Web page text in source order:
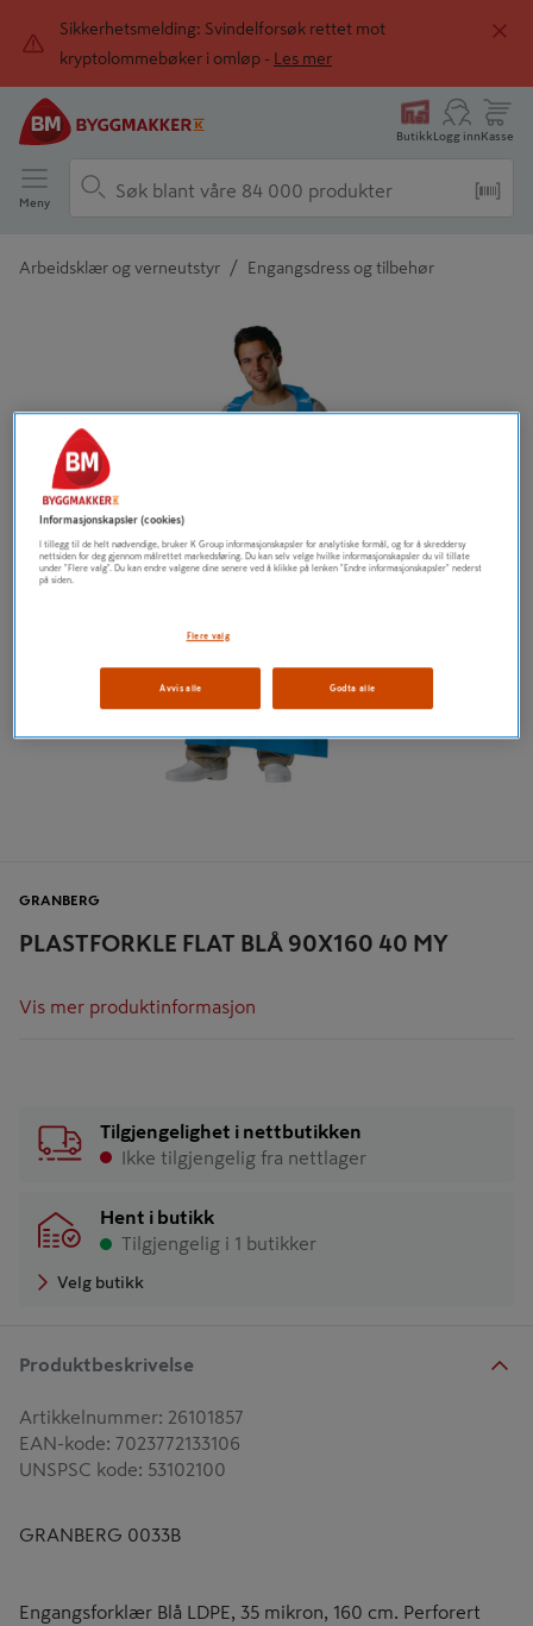
Sikkerhetsmelding: Svindelforsøk rettet mot
kryptolommebøker i omløp -
Les mer
ButikkLogg innKasse
Meny
Arbeidsklær og verneutstyr / Engangsdress og tilbehør
PLASTFORKLE FLAT BLÅ 90X160 40 MY
GRANBERG
Vis mer produktinformasjon
Tilgjengelighet i nettbutikken
Ikke tilgjengelig fra nettlager
Hent i butikk
Tilgjengelig i 1 butikker
Velg butikk
Produktbeskrivelse
Artikkelnummer: 26101857
EAN-kode: 7023772133106
UNSPSC kode: 53102100
GRANBERG 0033B
Engangsforklær Blå LDPE, 35 mikron, 160 cm. Perforert
Informasjonskapsler (cookies)
I tillegg til de helt nødvendige, bruker K Group informasjonskapsler for analytiske formål, og for å skreddersy
nettsiden for deg gjennom målrettet markedsføring. Du kan selv velge hvilke informasjonskapsler du vil tillate
under "Flere valg". Du kan endre valgene dine senere ved å klikke på lenken "Endre informasjonskapsler" nederst
på siden.
Flere valg
Avvis alle Godta alle